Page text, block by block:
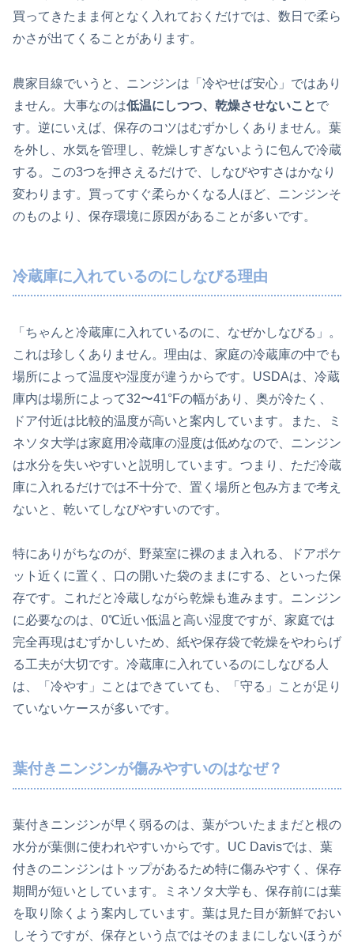
買ってきたまま何となく入れておくだけでは、数日で柔ら
かさが出てくることがあります。
農家目線でいうと、ニンジンは「冷やせば安心」ではあり
ません。大事なのは低温にしつつ、乾燥させないことで
す。逆にいえば、保存のコツはむずかしくありません。葉
を外し、水気を管理し、乾燥しすぎないように包んで冷蔵
する。この3つを押さえるだけで、しなびやすさはかなり
変わります。買ってすぐ柔らかくなる人ほど、ニンジンそ
のものより、保存環境に原因があることが多いです。
冷蔵庫に入れているのにしなびる理由
「ちゃんと冷蔵庫に入れているのに、なぜかしなびる」。
これは珍しくありません。理由は、家庭の冷蔵庫の中でも
場所によって温度や湿度が違うからです。USDAは、冷蔵
庫内は場所によって32〜41°Fの幅があり、奥が冷たく、
ドア付近は比較的温度が高いと案内しています。また、ミ
ネソタ大学は家庭用冷蔵庫の湿度は低めなので、ニンジン
は水分を失いやすいと説明しています。つまり、ただ冷蔵
庫に入れるだけでは不十分で、置く場所と包み方まで考え
ないと、乾いてしなびやすいのです。
特にありがちなのが、野菜室に裸のまま入れる、ドアポケ
ット近くに置く、口の開いた袋のままにする、といった保
存です。これだと冷蔵しながら乾燥も進みます。ニンジン
に必要なのは、0℃近い低温と高い湿度ですが、家庭では
完全再現はむずかしいため、紙や保存袋で乾燥をやわらげ
る工夫が大切です。冷蔵庫に入れているのにしなびる人
は、「冷やす」ことはできていても、「守る」ことが足り
ていないケースが多いです。
葉付きニンジンが傷みやすいのはなぜ？
葉付きニンジンが早く弱るのは、葉がついたままだと根の
水分が葉側に使われやすいからです。UC Davisでは、葉
付きのニンジンはトップがあるため特に傷みやすく、保存
期間が短いとしています。ミネソタ大学も、保存前には葉
を取り除くよう案内しています。葉は見た目が新鮮でおい
しそうですが、保存という点ではそのままにしないほうが